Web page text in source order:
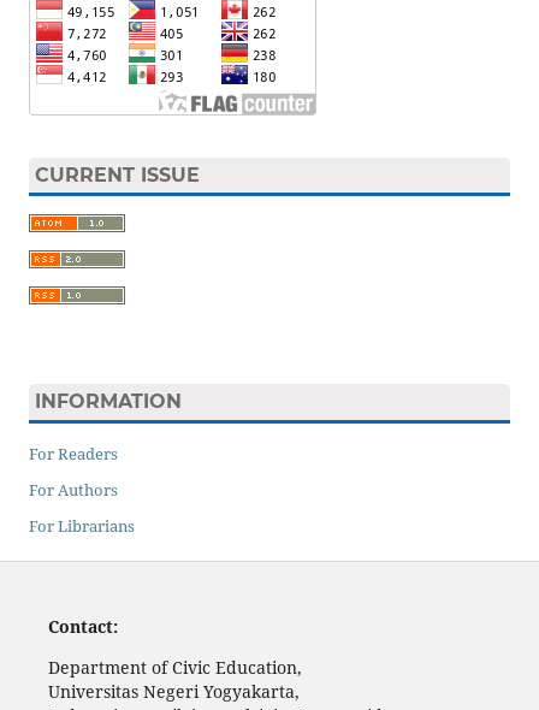
CURRENT ISSUE
INFORMATION
For Readers
For Authors
For Librarians
Contact:
Department of Civic Education,
Universitas Negeri Yogyakarta,